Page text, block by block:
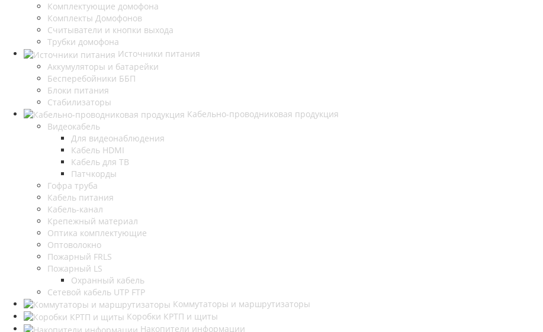
Комплектующие домофона
Комплекты Домофонов
Считыватели и кнопки выхода
Трубки домофона
Источники питания
Аккумуляторы и батарейки
Бесперебойники ББП
Блоки питания
Стабилизаторы
Кабельно-проводниковая продукция
Видеокабель
Для видеонаблюдения
Кабель HDMI
Кабель для ТВ
Патчкорды
Гофра труба
Кабель питания
Кабель-канал
Крепежный материал
Оптика комплектующие
Оптоволокно
Пожарный FRLS
Пожарный LS
Охранный кабель
Сетевой кабель UTP FTP
Коммутаторы и маршрутизаторы
Коробки КРТП и щиты
Накопители информации